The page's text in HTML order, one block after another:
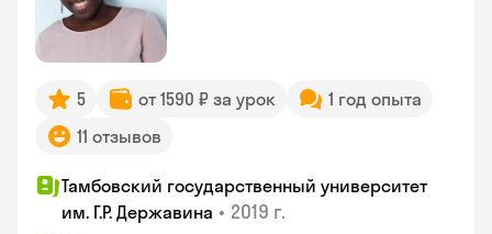
5 от 1590 ₽ за урок
1 год опыта
11 отзывов
Тамбовский государственный университет
им. Г.Р. Державина • 2019 г.